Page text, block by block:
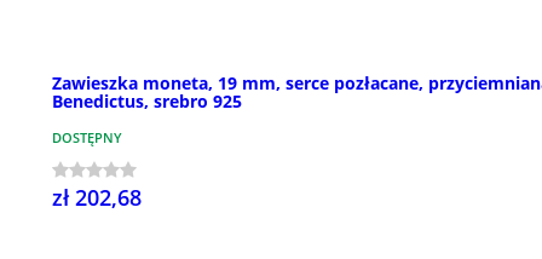
Zawieszka moneta, 19 mm, serce pozłacane,
Benedictus, srebro 925
DOSTĘPNY
zł 202,68